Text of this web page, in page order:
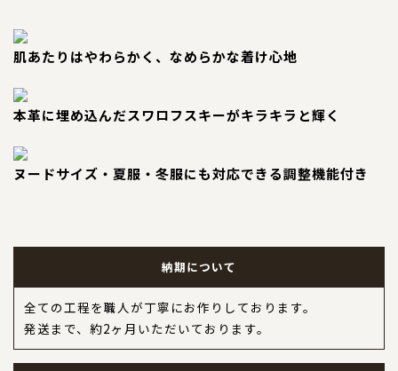
肌あたりはやわらかく、なめらかな着け心地
本革に埋め込んだスワロフスキーがキラキラと輝く
ヌードサイズ・夏服・冬服にも対応できる調整機能付き
納期について
全ての工程を職人が丁寧にお作りしております。
発送まで、約2ヶ月いただいております。